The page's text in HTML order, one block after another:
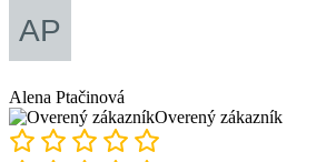
Alena Ptačinová
Overený zákazník